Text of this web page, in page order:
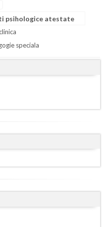
psihologice atestate
speciala